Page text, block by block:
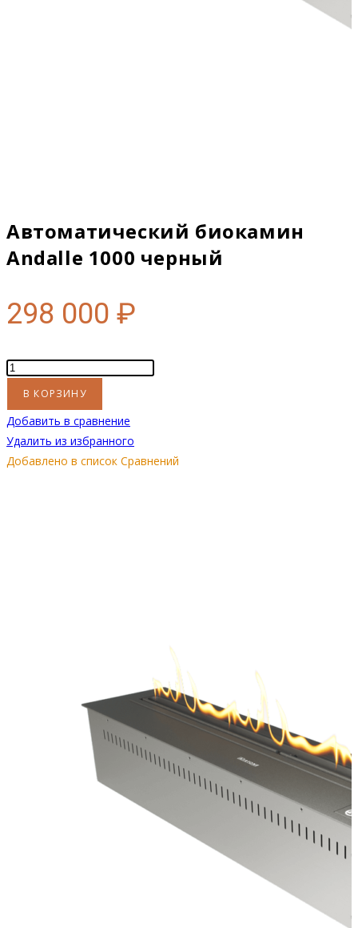
Автоматический биокамин
Andalle 1000 черный
298 000 ₽
Количество
товара
Автоматический
биокамин
Andalle
1000
В КОРЗИНУ
Добавить в сравнение
Удалить из избранного
Добавлено в список Сравнений